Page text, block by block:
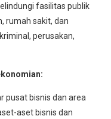
fasilitas publik
rumah sakit, dan
perusakan,
pusat bisnis dan area
aset bisnis dan